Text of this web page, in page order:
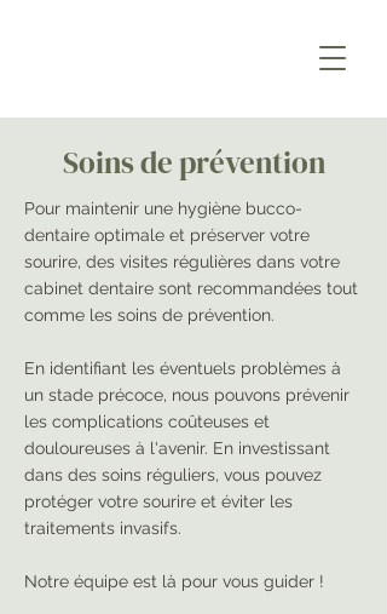
Soins de prévention
Pour maintenir une hygiène bucco-
dentaire optimale et préserver votre
sourire, des visites régulières dans votre
cabinet dentaire sont recommandées tout
comme les soins de prévention.
En identifiant les éventuels problèmes à
un stade précoce, nous pouvons prévenir
les complications coûteuses et
douloureuses à l'avenir. En investissant
dans des soins réguliers, vous pouvez
protéger votre sourire et éviter les
traitements invasifs.
Notre équipe est là pour vous guider !